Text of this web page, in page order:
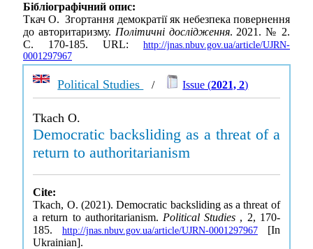
Бібліографічний опис:
Ткач О. Згортання демократії як небезпека повернення
до авторитаризму. Політичні дослідження. 2021. № 2.
С. 170-185. URL: http://jnas.nbuv.gov.ua/article/UJRN-
0001297967
Political Studies / Issue (2021, 2)
Tkach O.
Democratic backsliding as a threat of a
return to authoritarianism
Cite:
Tkach, O. (2021). Democratic backsliding as a threat of
a return to authoritarianism. Political Studies , 2, 170-
185. http://jnas.nbuv.gov.ua/article/UJRN-0001297967 [In
Ukrainian].